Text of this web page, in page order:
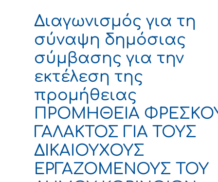
Διαγωνισμός για τη
σύναψη δημόσιας
σύμβασης για την
εκτέλεση της
προμήθειας
ΠΡΟΜΗΘΕΙΑ
ΓΑΛΑΚΤΟΣ ΓΙΑ ΤΟΥΣ
ΔΙΚΑΙΟΥΧΟΥΣ
ΕΡΓΑΖΟΜΕΝΟΥΣ ΤΟΥ